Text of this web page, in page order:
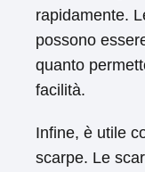
rapidamente.
possono
quanto
facilità.
Infine, è utile
scarpe. Le